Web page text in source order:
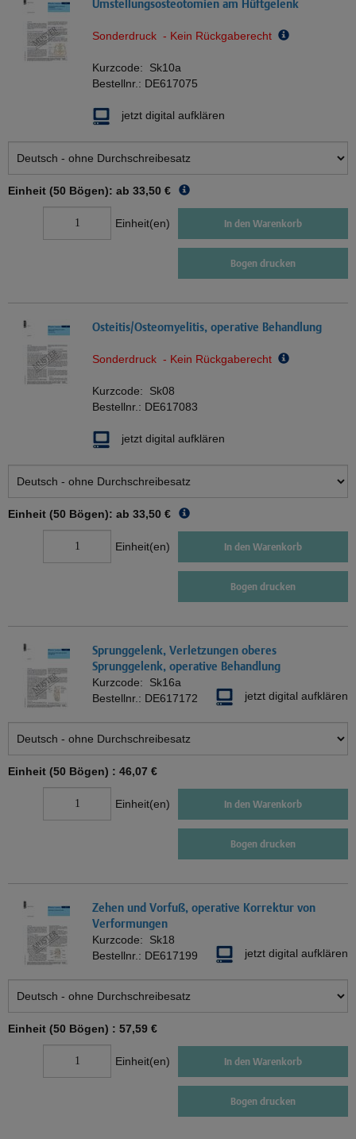
Umstellungsosteotomien am Hüftgelenk
Sonderdruck - Kein Rückgaberecht
Kurzcode: Sk10a
Bestellnr.: DE617075
jetzt digital aufklären
Einheit (50 Bögen): ab 33,50 €
Einheit(en) In den Warenkorb
Bogen drucken
Osteitis/Osteomyelitis, operative Behandlung
Sonderdruck - Kein Rückgaberecht
Kurzcode: Sk08
Bestellnr.: DE617083
jetzt digital aufklären
Einheit (50 Bögen): ab 33,50 €
Einheit(en) In den Warenkorb
Bogen drucken
Sprunggelenk, Verletzungen oberes
Sprunggelenk, operative Behandlung
Kurzcode: Sk16a
Bestellnr.: DE617172 jetzt digital aufklären
Einheit (50 Bögen) : 46,07 €
Einheit(en) In den Warenkorb
Bogen drucken
Zehen und Vorfuß, operative Korrektur von
Verformungen
Kurzcode: Sk18
Bestellnr.: DE617199 jetzt digital aufklären
Einheit (50 Bögen) : 57,59 €
Einheit(en) In den Warenkorb
Bogen drucken